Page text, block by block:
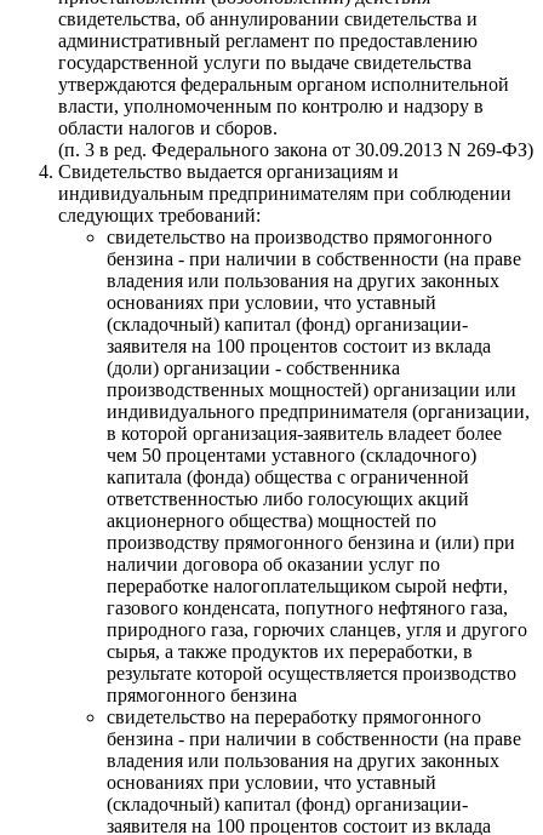
свидетельства, об аннулировании свидетельства и
административный регламент по предоставлению
государственной услуги по выдаче свидетельства
утверждаются федеральным органом исполнительной
власти, уполномоченным по контролю и надзору в
области налогов и сборов.
(п. 3 в ред. Федерального закона от 30.09.2013 N 269-ФЗ)
Свидетельство выдается организациям и
индивидуальным предпринимателям при соблюдении
следующих требований:
свидетельство на производство прямогонного
бензина - при наличии в собственности (на праве
владения или пользования на других законных
основаниях при условии, что уставный
(складочный) капитал (фонд) организации-
заявителя на 100 процентов состоит из вклада
(доли) организации - собственника
производственных мощностей) организации или
индивидуального предпринимателя (организации,
в которой организация-заявитель владеет более
чем 50 процентами уставного (складочного)
капитала (фонда) общества с ограниченной
ответственностью либо голосующих акций
акционерного общества) мощностей по
производству прямогонного бензина и (или) при
наличии договора об оказании услуг по
переработке налогоплательщиком сырой нефти,
газового конденсата, попутного нефтяного газа,
природного газа, горючих сланцев, угля и другого
сырья, а также продуктов их переработки, в
результате которой осуществляется производство
прямогонного бензина
свидетельство на переработку прямогонного
бензина - при наличии в собственности (на праве
владения или пользования на других законных
основаниях при условии, что уставный
(складочный) капитал (фонд) организации-
заявителя на 100 процентов состоит из вклада